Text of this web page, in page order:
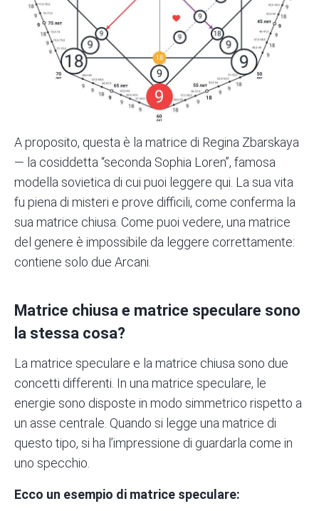
A proposito, questa è la matrice di Regina Zbarskaya
— la cosiddetta “seconda Sophia Loren”, famosa
modella sovietica di cui puoi leggere qui . La sua vita
fu piena di misteri e prove difficili, come conferma la
sua matrice chiusa. Come puoi vedere, una matrice
del genere è impossibile da leggere correttamente:
contiene solo due Arcani.
Matrice chiusa e matrice speculare sono
la stessa cosa?
La matrice speculare e la matrice chiusa sono due
concetti differenti. In una matrice speculare, le
energie sono disposte in modo simmetrico rispetto a
un asse centrale. Quando si legge una matrice di
questo tipo, si ha l’impressione di guardarla come in
uno specchio.
Ecco un esempio di matrice speculare: